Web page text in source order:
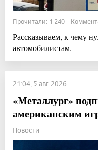
Прочитали: 1 240
Рассказываем, к чему
автомобилистам.
21:04, 5 авг 2026
«Металлург»
американским
Новости